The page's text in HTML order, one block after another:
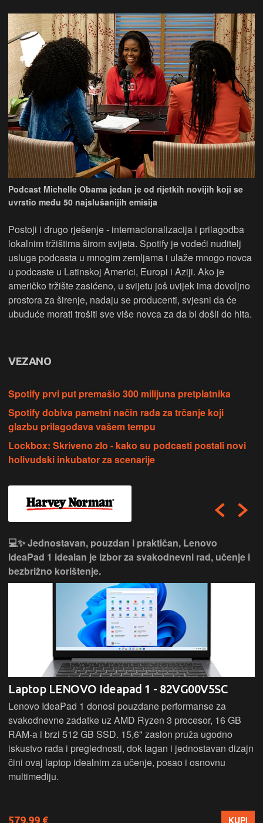
Podcast Michelle Obama jedan je od rijetkih novijih koji se
uvrstio među 50 najslušanijih emisija
Postoji i drugo rješenje - internacionalizacija i prilagodba
lokalnim tržištima širom svijeta. Spotify je vodeći nuditelj
usluga podcasta u mnogim zemljama i ulaže mnogo novca
u podcaste u Latinskoj Americi, Europi i Aziji. Ako je
američko tržište zasićeno, u svijetu još uvijek ima dovoljno
prostora za širenje, nadaju se producenti, svjesni da će
ubuduće morati trošiti sve više novca za da bi došli do hita.
VEZANO
Spotify prvi put premašio 300 milijuna pretplatnika
Spotify dobiva pametni način rada za trčanje koji
glazbu prilagođava vašem tempu
Lockbox: Skriveno zlo - kako su podcasti postali novi
holivudski inkubator za scenarije
💻✨ Jednostavan, pouzdan i praktičan, Lenovo
IdeaPad 1 idealan je izbor za svakodnevni rad, učenje i
bezbrižno korištenje.
Laptop LENOVO Ideapad 1 - 82VG00V5SC
Lenovo IdeaPad 1 donosi pouzdane performanse za
svakodnevne zadatke uz AMD Ryzen 3 procesor, 16 GB
RAM-a i brzi 512 GB SSD. 15,6" zaslon pruža ugodno
iskustvo rada i preglednosti, dok lagan i jednostavan dizajn
čini ovaj laptop idealnim za učenje, posao i osnovnu
multimediju.
579,99 € KUPI